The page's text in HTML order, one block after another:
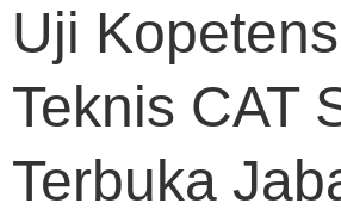
Uji
Teknis CAT
Terbuka